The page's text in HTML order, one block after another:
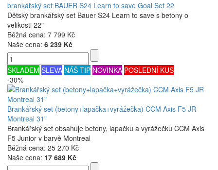
brankářský set BAUER S24 Learn to save Goal Set 22
Dětský brankářský set Bauer S24 Learn to save s betony o
velikosti 22"
Běžná cena: 7 799 Kč
Naše cena: 6 239 Kč
SKLADEM SLEVA NÁŠ TIP NOVINKA POSLEDNÍ KUS
-30%
Brankářský set (betony+lapačka+vyrážečka) CCM Axis F5 JR
Montreal 31"
Brankářský set obsahuje betony, lapačku a vyrážečku CCM Axis
F5 Junior v barvě Montreal
Běžná cena: 25 270 Kč
Naše cena: 17 689 Kč